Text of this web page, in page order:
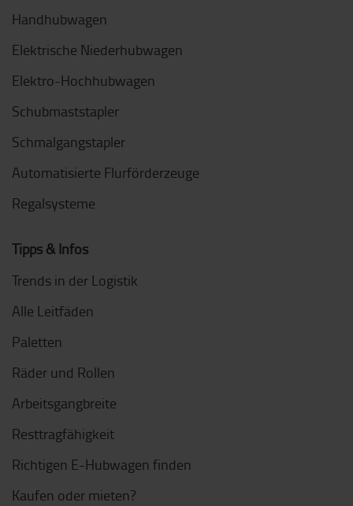
Handhubwagen
Elektrische Niederhubwagen
Elektro-Hochhubwagen
Schubmaststapler
Schmalgangstapler
Automatisierte Flurförderzeuge
Regalsysteme
Tipps & Infos
Trends in der Logistik
Alle Leitfäden
Paletten
Räder und Rollen
Arbeitsgangbreite
Resttragfähigkeit
Richtigen E-Hubwagen finden
Kaufen oder mieten?